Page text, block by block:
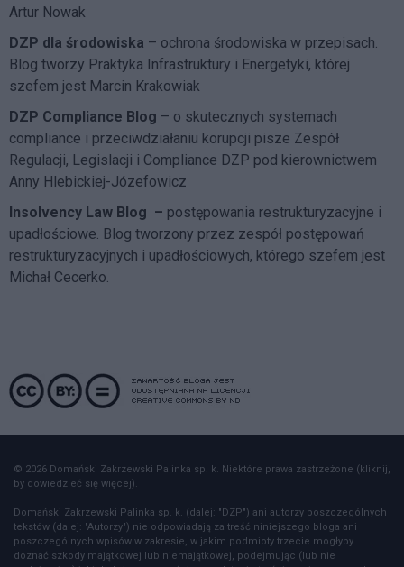
Artur Nowak
DZP dla środowiska – ochrona środowiska w przepisach.
Blog tworzy Praktyka Infrastruktury i Energetyki, której
szefem jest Marcin Krakowiak
DZP Compliance Blog – o skutecznych systemach
compliance i przeciwdziałaniu korupcji pisze Zespół
Regulacji, Legislacji i Compliance DZP pod kierownictwem
Anny Hlebickiej-Józefowicz
Insolvency Law Blog – postępowania restrukturyzacyjne i
upadłościowe. Blog tworzony przez zespół postępowań
restrukturyzacyjnych i upadłościowych, którego szefem jest
Michał Cecerko.
© 2026 Domański Zakrzewski Palinka sp. k. Niektóre prawa zastrzeżone (kliknij,
by dowiedzieć się więcej).
Domański Zakrzewski Palinka sp. k. (dalej: "DZP") ani autorzy poszczególnych
tekstów (dalej: "Autorzy") nie odpowiadają za treść niniejszego bloga ani
poszczególnych wpisów w zakresie, w jakim podmioty trzecie mogłyby
doznać szkody majątkowej lub niemajątkowej, podejmując (lub nie